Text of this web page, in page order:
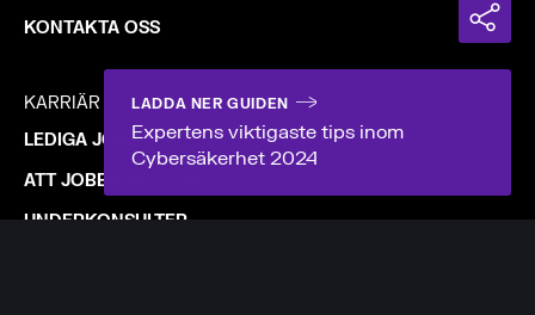
LADDA NER GUIDEN
Expertens viktigaste tips inom
Cybersäkerhet 2024
KONTAKTA OSS
KARRIÄR
LEDIGA JOBB
ATT JOBBA HOS OSS
UNDERKONSULTER